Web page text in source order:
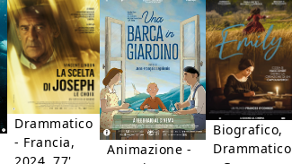
Drammatico
- Francia,
Animazione -
Biografico,
Drammatico